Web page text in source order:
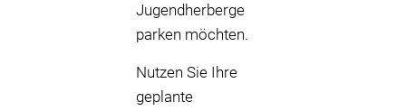
Jugendherberge
parken möchten.
Nutzen Sie Ihre
geplante